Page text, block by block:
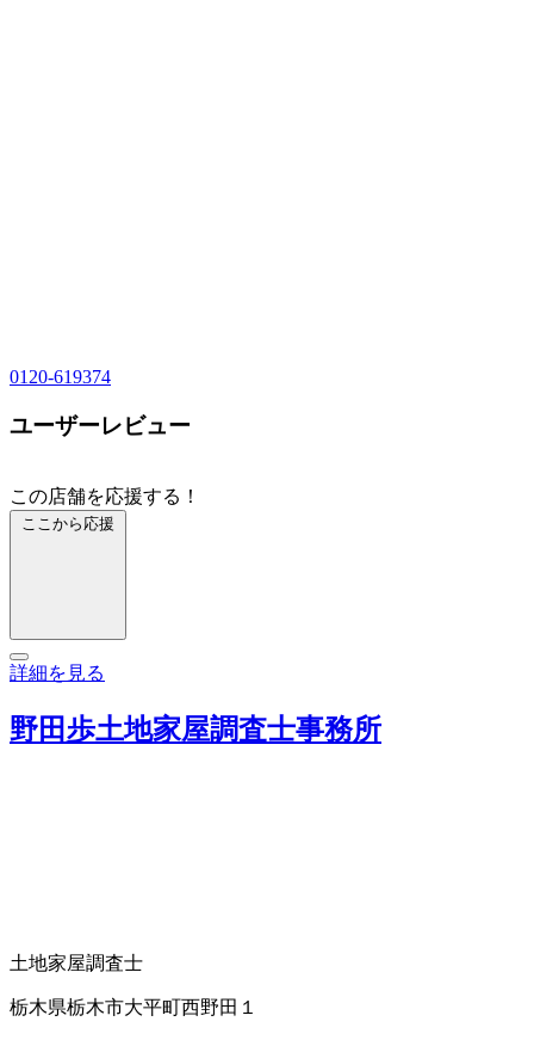
0120-619374
ユーザーレビュー
この店舗を応援する！
ここから応援
詳細を見る
野田歩土地家屋調査士事務所
土地家屋調査士
栃木県栃木市大平町西野田１